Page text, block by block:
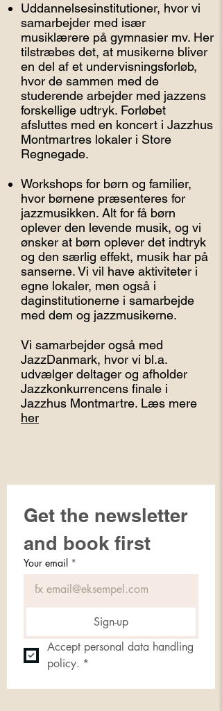
Uddannelsesinstitutioner, hvor vi
samarbejder med især
musiklærere på gymnasier mv. Her
tilstræbes det, at musikerne bliver
en del af et undervisningsforløb,
hvor de sammen med de
studerende arbejder med jazzens
forskellige udtryk. Forløbet
afsluttes med en koncert i Jazzhus
Montmartres lokaler i Store
Regnegade.
Workshops for børn og familier,
hvor børnene præsenteres for
jazzmusikken. Alt for få børn
oplever den levende musik, og vi
ønsker at børn oplever det indtryk
og den særlig effekt, musik har på
sanserne. Vi vil have aktiviteter i
egne lokaler, men også i
daginstitutionerne i samarbejde
med dem og jazzmusikerne.
Vi samarbejder også med
JazzDanmark, hvor vi bl.a.
udvælger deltager og afholder
Jazzkonkurrencens finale i
Jazzhus Montmartre. Læs mere
her
Get the newsletter
and book first
Your email *
Sign-up
Accept personal data handling
policy. *